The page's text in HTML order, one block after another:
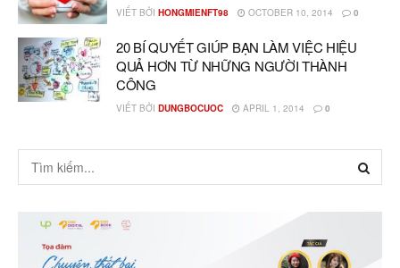
VIẾT BỞI HONGMIENFT98 OCTOBER 10, 2014 0
20 BÍ QUYẾT GIÚP BẠN LÀM VIỆC HIỆU
QUẢ HƠN TỪ NHỮNG NGƯỜI THÀNH
CÔNG
VIẾT BỞI DUNGBOCUOC APRIL 1, 2014 0